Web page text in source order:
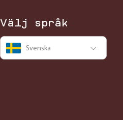
Välj språk
Svenska